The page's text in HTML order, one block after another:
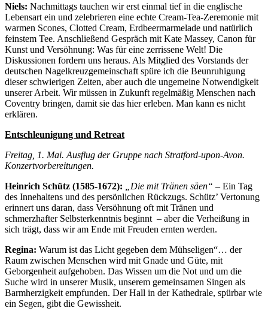
Niels: Nachmittags tauchen wir erst einmal tief in die englische
Lebensart ein und zelebrieren eine echte Cream-Tea-Zeremonie mit
warmen Scones, Clotted Cream, Erdbeermarmelade und natürlich
feinstem Tee. Anschließend Gespräch mit Kate Massey, Canon für
Kunst und Versöhnung: Was für eine zerrissene Welt! Die
Diskussionen fordern uns heraus. Als Mitglied des Vorstands der
deutschen Nagelkreuzgemeinschaft spüre ich die Beunruhigung
dieser schwierigen Zeiten, aber auch die ungemeine Notwendigkeit
unserer Arbeit. Wir müssen in Zukunft regelmäßig Menschen nach
Coventry bringen, damit sie das hier erleben. Man kann es nicht
erklären.
Entschleunigung und Retreat
Freitag, 1. Mai. Ausflug der Gruppe nach Stratford-upon-Avon.
Konzertvorbereitungen.
Heinrich Schütz (1585-1672):
„Die mit Tränen säen“ – Ein Tag
des Innehaltens und des persönlichen Rückzugs. Schütz’ Vertonung
erinnert uns daran, dass Versöhnung oft mit Tränen und
schmerzhafter Selbsterkenntnis beginnt – aber die Verheißung in
sich trägt, dass wir am Ende mit Freuden ernten werden.
Regina: Warum ist das Licht gegeben dem Mühseligen“… der
Raum zwischen Menschen wird mit Gnade und Güte, mit
Geborgenheit aufgehoben. Das Wissen um die Not und um die
Suche wird in unserer Musik, unserem gemeinsamen Singen als
Barmherzigkeit empfunden. Der Hall in der Kathedrale, spürbar wie
ein Segen, gibt die Gewissheit.